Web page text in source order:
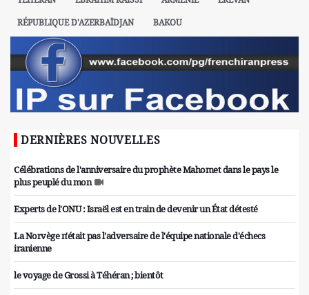
RÉPUBLIQUE D'AZERBAÏDJAN
BAKOU
DERNIÈRES NOUVELLES
Célébrations de l'anniversaire du prophète Mahomet dans le pays le
plus peuplé du mon
Experts de l'ONU : Israël est en train de devenir un État détesté
La Norvège n'était pas l'adversaire de l'équipe nationale d'échecs
iranienne
le voyage de Grossi à Téhéran ; bientôt